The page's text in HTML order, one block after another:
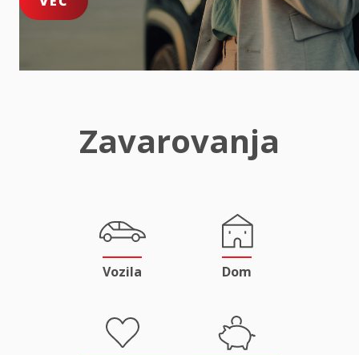
Zavarovanja
Vozila Dom